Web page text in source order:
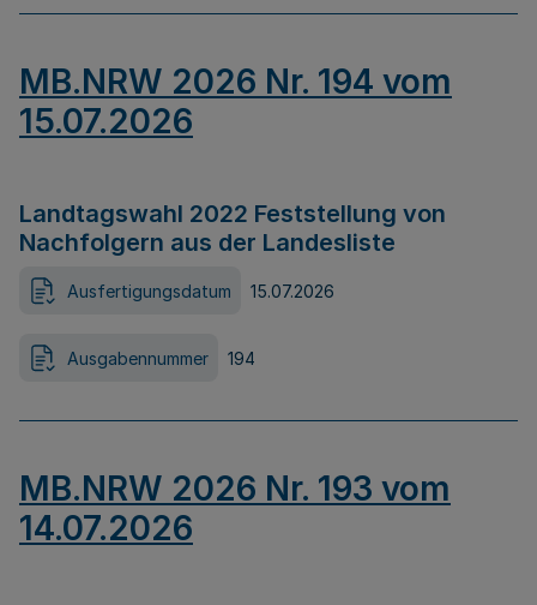
MB.NRW 2026 Nr. 194 vom
15.07.2026
Landtagswahl 2022 Feststellung von
Nachfolgern aus der Landesliste
Ausfertigungsdatum 15.07.2026
Ausgabennummer 194
MB.NRW 2026 Nr. 193 vom
14.07.2026